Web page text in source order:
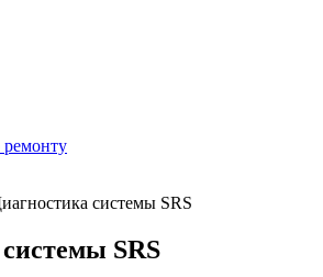
ремонту
системы SRS
SRS